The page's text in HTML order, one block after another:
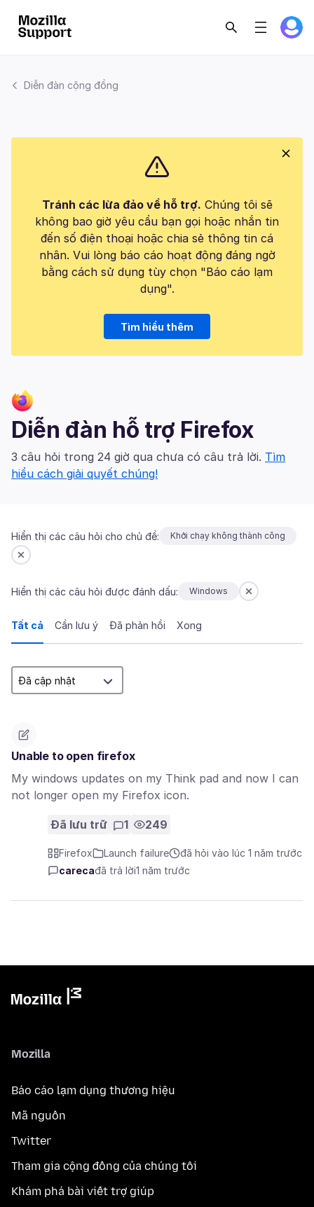
Diễn đàn cộng đồng
Tránh các lừa đảo về hỗ trợ. Chúng tôi sẽ
không bao giờ yêu cầu bạn gọi hoặc nhắn tin
đến số điện thoại hoặc chia sẻ thông tin cá
nhân. Vui lòng báo cáo hoạt động đáng ngờ
bằng cách sử dụng tùy chọn "Báo cáo lạm
dụng".
Tìm hiểu thêm
Diễn đàn hỗ trợ Firefox
3 câu hỏi trong 24 giờ qua chưa có câu trả lời. Tìm
hiểu cách giải quyết chúng!
Hiển thị các câu hỏi cho chủ đề: Khởi chạy không thành công
Hiển thị các câu hỏi được đánh dấu: Windows
Tất cả Cần lưu ý Đã phản hồi Xong
Unable to open firefox
My windows updates on my Think pad and now I can
not longer open my Firefox icon.
Đã lưu trữ 1 249
Firefox Launch failure
đã hỏi vào lúc 1 năm trước
carecađã trả lời1 năm trước
Mozilla
Báo cáo lạm dụng thương hiệu
Mã nguồn
Twitter
Tham gia cộng đồng của chúng tôi
Khám phá bài viết trợ giúp